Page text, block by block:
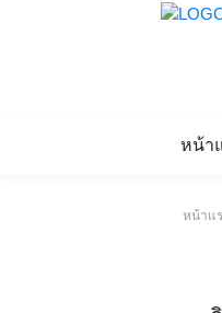
หน้า
หน้าแ